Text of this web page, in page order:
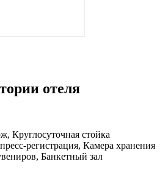
отеля
Круглосуточная стойка
регистрация, Камера хранения
Банкетный зал